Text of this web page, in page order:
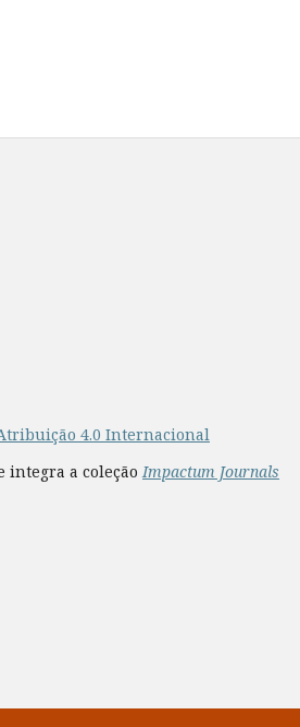
4.0 Internacional
integra a coleçãoImpactum Journals